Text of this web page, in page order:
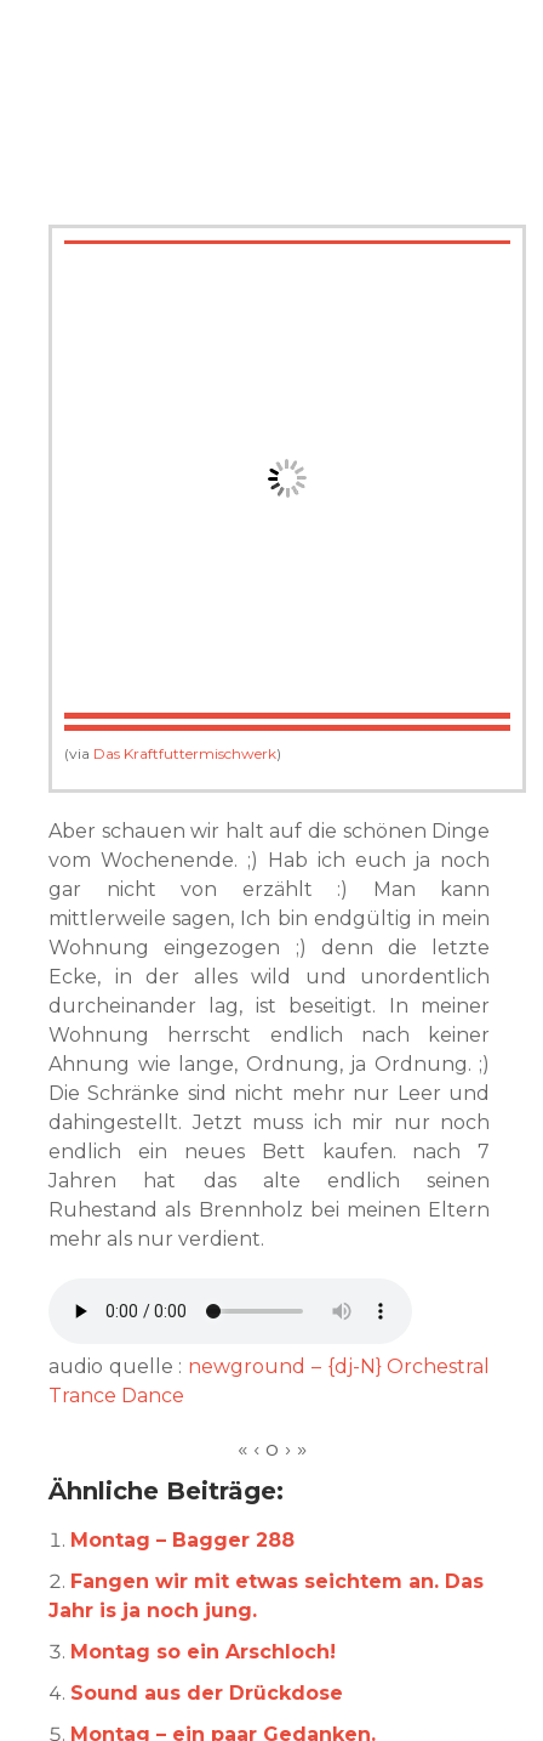
(via Das Kraftfuttermischwerk)
Aber schauen wir halt auf die schönen Dinge
vom Wochenende. ;) Hab ich euch ja noch
gar nicht von erzählt :) Man kann
mittlerweile sagen, Ich bin endgültig in mein
Wohnung eingezogen ;) denn die letzte
Ecke, in der alles wild und unordentlich
durcheinander lag, ist beseitigt. In meiner
Wohnung herrscht endlich nach keiner
Ahnung wie lange, Ordnung, ja Ordnung. ;)
Die Schränke sind nicht mehr nur Leer und
dahingestellt. Jetzt muss ich mir nur noch
endlich ein neues Bett kaufen. nach 7
Jahren hat das alte endlich seinen
Ruhestand als Brennholz bei meinen Eltern
mehr als nur verdient.
audio quelle : newground – {dj-N} Orchestral
Trance Dance
Ähnliche Beiträge:
Montag – Bagger 288
Fangen wir mit etwas seichtem an. Das
Jahr is ja noch jung.
Montag so ein Arschloch!
Sound aus der Drückdose
Montag – ein paar Gedanken.